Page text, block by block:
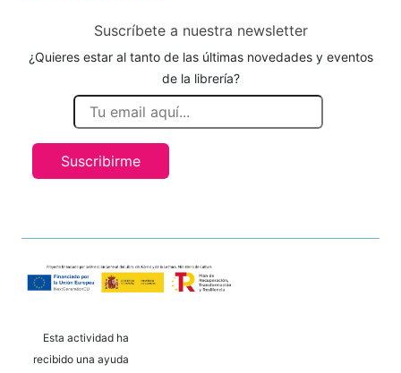
Suscríbete a nuestra newsletter
¿Quieres estar al tanto de las últimas novedades y eventos
de la librería?
Suscribirme
Esta actividad ha
recibido una ayuda